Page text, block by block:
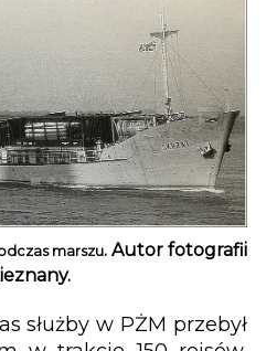
marszu. Autor fotografii
służby w PŻM przebył